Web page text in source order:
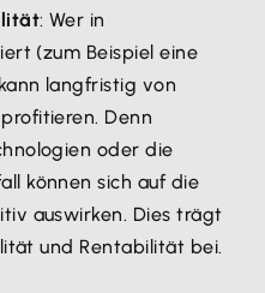
: Wer in
(zum Beispiel eine
langfristig von
Denn
oder die
können sich auf die
auswirken. Dies trägt
und Rentabilität bei.